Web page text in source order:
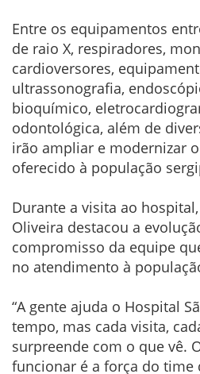
Entre os equipamentos
de raio X, respiradores,
cardioversores,
ultrassonografia,
bioquímico,
odontológica, além de
irão ampliar e modernizar
oferecido à população
Durante a visita ao
Oliveira destacou a
compromisso da equipe
no atendimento à
“A gente ajuda o Hospital
tempo, mas cada visita,
surpreende com o que vê.
funcionar é a força do time